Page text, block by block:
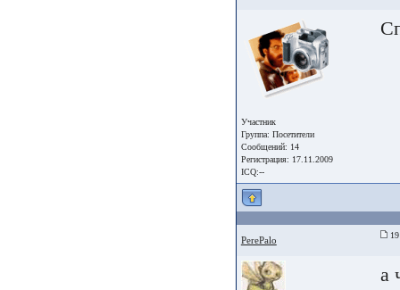
Участник
Группа: Посетители
Сообщений: 14
Регистрация: 17.11.2009
ICQ:--
PerePalo 19
а